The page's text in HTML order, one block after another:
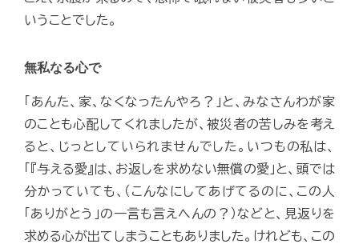
いうことでした。
無私なる心で
「あんた、家、なくなったんやろ？」と、みなさんわが家
のことも心配してくれましたが、被災者の苦しみを考え
ると、じっとしていられませんでした。いつもの私は、
「『与える愛』は、お返しを求めない無償の愛」と、頭では
分かっていても、（こんなにしてあげてるのに、この人
「ありがとう」の一言も言えへんの？）などと、見返りを
求める心が出てしまうこともありました。けれども、この